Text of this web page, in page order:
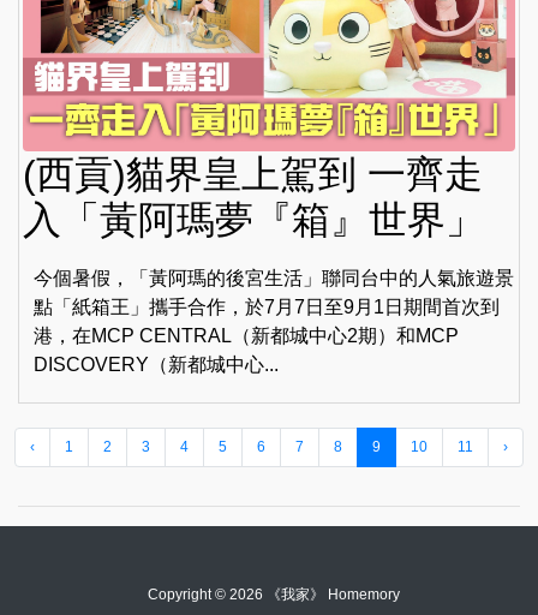
(西貢)貓界皇上駕到 一齊走
入「黃阿瑪夢『箱』世界」
今個暑假，「黃阿瑪的後宮生活」聯同台中的人氣旅遊景
點「紙箱王」攜手合作，於7月7日至9月1日期間首次到
港，在MCP CENTRAL（新都城中心2期）和MCP
DISCOVERY（新都城中心...
‹ 1 2 3 4 5 6 7 8 9 10 11 ›
Copyright © 2026 《我家》 Homemory